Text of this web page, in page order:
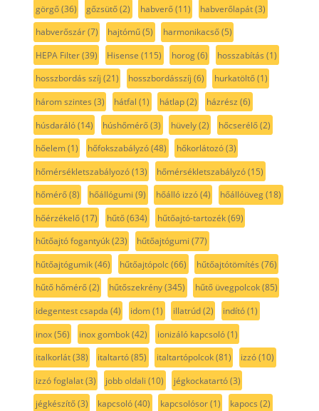
görgő(36) gőzsütő(2) habverő(11) habverőlapát(3)
habverőszár(7) hajtómű(5) harmonikacső(5)
HEPA Filter(39) Hisense (115) horog(6) hosszabítás (1)
hosszbordás szíj (21) hosszbordásszíj (6) hurkatöltő(1)
három szintes (3) hátfal (1) hátlap(2) házrész (6)
húsdaráló(14) húshőmérő(3) hüvely(2) hőcserélő(2)
hőelem(1) hőfokszabályzó(48) hőkorlátozó(3)
hőmérsékletszabályozó(13) hőmérsékletszabályzó(15)
hőmérő(8) hőállógumi (9) hőálló izzó(4) hőállóüveg(18)
hőérzékelő(17) hűtő(634) hűtőajtó-tartozék(69)
hűtőajtó fogantyúk(23) hűtőajtógumi (77)
hűtőajtógumik(46) hűtőajtópolc(66) hűtőajtótömítés (76)
hűtő hőmérő(2) hűtőszekrény(345) hűtő üvegpolcok(85)
idegentest csapda (4) idom(1) illatrúd(2) indító(1)
inox(56) inox gombok(42) ionizáló kapcsoló(1)
italkorlát(38) italtartó(85) italtartópolcok(81) izzó(10)
izzó foglalat(3) jobb oldali (10) jégkockatartó(3)
jégkészítő(3) kapcsoló(40) kapcsolósor(1) kapocs (2)